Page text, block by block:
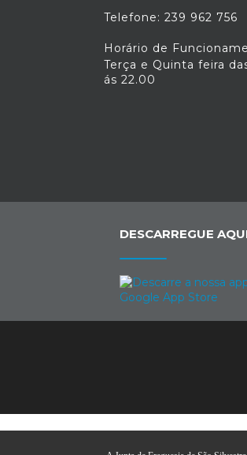
Telefone: 239 962 756
Horário de
Terça e Quinta feira
ás 22.00
DESCARREGUE